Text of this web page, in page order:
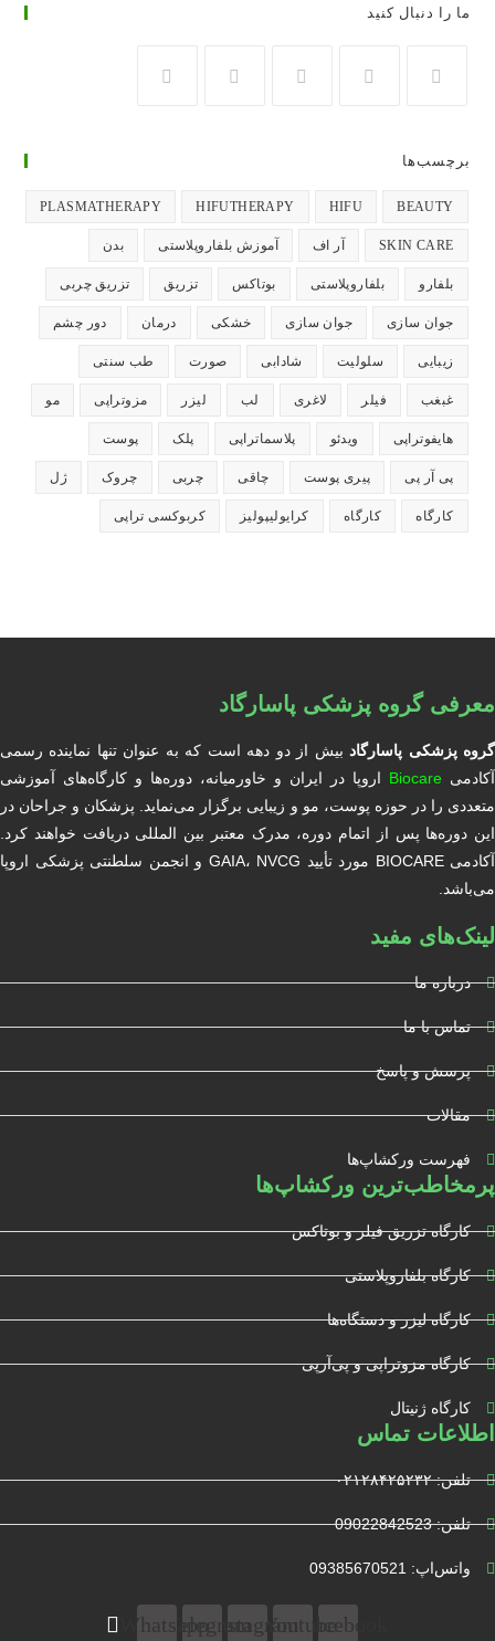
ما را دنبال کنید
جدید
باز
باز
باز
باز
باز
برچسب‌ها
BEAUTY
HIFU
HIFUTHERAPY
PLASMATHERAPY
SKIN CARE آر اف آموزش بلفاروپلاستی بدن
بلفارو بلفاروپلاستی بوتاکس تزریق تزریق چربی
جوان سازی جوان سازی خشکی درمان دور چشم
زیبایی سلولیت شادابی صورت طب سنتی
غبغب فیلر لاغری لب لیزر مزوتراپی مو
هایفوتراپی ویدئو پلاسماتراپی پلک پوست
پی آر پی پیری پوست چاقی چربی چروک ژل
کارگاه کارگاه کرایولیپولیز کربوکسی تراپی
معرفی گروه پزشکی پاسارگاد
گروه پزشکی پاسارگادبیش از دو دهه است که به عنوان تنها نماینده رسمی
آکادمی Biocare اروپا در ایران و خاورمیانه، دوره‌ها و کارگاه‌های آموزشی
متعددی را در حوزه پوست، مو و زیبایی برگزار می‌نماید. پزشکان و جراحان در
این دوره‌ها پس از اتمام دوره، مدرک معتبر بین المللی دریافت خواهند کرد.
آکادمی BIOCARE مورد تأیید GAIA، NVCG و انجمن سلطنتی پزشکی اروپا
می‌باشد.
لینک‌های مفید
درباره ما
تماس با ما
پرسش و پاسخ
مقالات
فهرست ورکشاپ‌ها
پرمخاطب‌ترین ورکشاپ‌ها
کارگاه تزریق فیلر و بوتاکس
کارگاه بلفاروپلاستی
کارگاه لیزر و دستگاه‌ها
کارگاه مزوتراپی و پی‌آرپی
کارگاه ژنیتال
اطلاعات تماس
تلفن: ۰۲۱۲۸۴۲۵۲۳۲
تلفن: 09022842523
واتس‌‌اپ: 09385670521
Facebook
Youtube
Instagram
Telegram
Whatsapp